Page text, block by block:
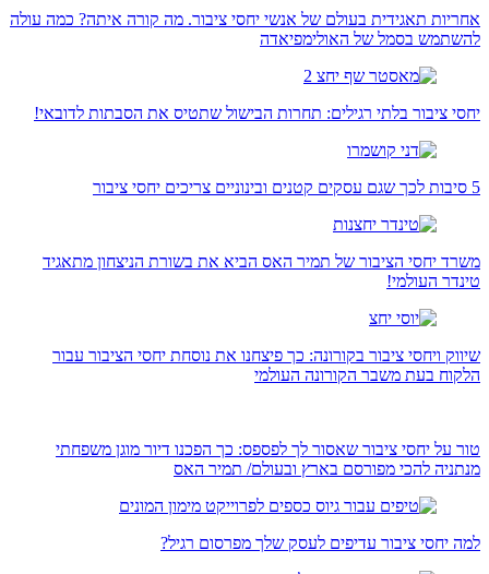
אחריות תאגידית בעולם של אנשי יחסי ציבור. מה קורה איתה? כמה עולה
להשתמש בסמל של האולימפיאדה
יחסי ציבור בלתי רגילים: תחרות הבישול שתטיס את הסבתות לדובאי!
5 סיבות לכך שגם עסקים קטנים ובינוניים צריכים יחסי ציבור
משרד יחסי הציבור של תמיר האס הביא את בשורת הניצחון מתאגיד
טינדר העולמי!
שיווק ויחסי ציבור בקורונה: כך פיצחנו את נוסחת יחסי הציבור עבור
הלקוח בעת משבר הקורונה העולמי
טור על יחסי ציבור שאסור לך לפספס: כך הפכנו דיור מוגן משפחתי
מנתניה להכי מפורסם בארץ ובעולם/ תמיר האס
למה יחסי ציבור עדיפים לעסק שלך מפרסום רגיל?